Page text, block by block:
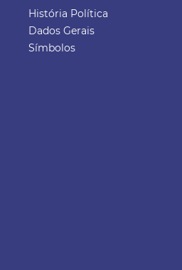
História Política
Dados Gerais
Símbolos